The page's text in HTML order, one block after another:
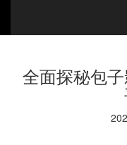
全面探秘包